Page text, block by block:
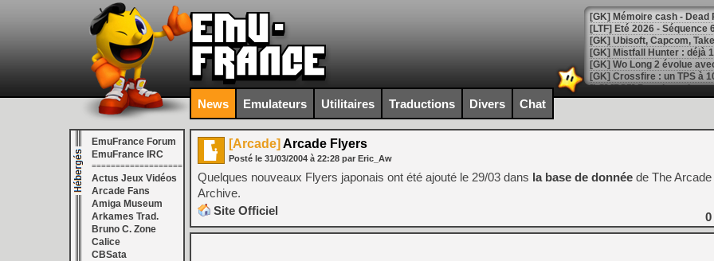
[LTF] Eté 2026 - Séquence
[GK] Mistfall Hunter : déjà
[GK] Wo Long 2 évolue
[GK] Crossfire : un TPS à
[LS] [PS5] Premiers
[Mo5] DOOM arrive en
[GK] Bethesda fête les 30
[GK] Roblox : l'action en
[GK] Agenda - GeForce
News Emulateurs Utilitaires Traductions Divers Chat
EmuFrance Forum
EmuFrance IRC
===================
Actus Jeux Vidéos
Arcade Fans
Amiga Museum
Arkames Trad.
Bruno C. Zone
Calice
CBSata
[Arcade] Arcade Flyers
Posté le 31/03/2004 à 22:28 par Eric_Aw
Quelques nouveaux Flyers japonais ont été ajouté le 29/03 dans la base de donnée de The
Archive.
Site Officiel
0